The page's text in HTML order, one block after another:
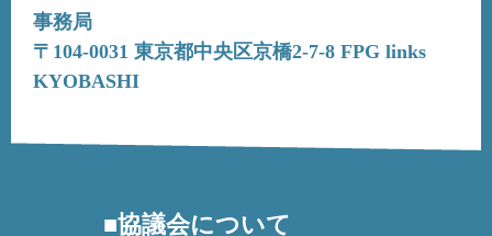
事務局
〒104-0031 東京都中央区京橋2-7-8 FPG links
KYOBASHI
協議会について